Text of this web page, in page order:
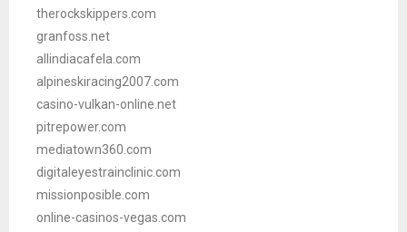
therockskippers.com
granfoss.net
allindiacafela.com
alpineskiracing2007.com
casino-vulkan-online.net
pitrepower.com
mediatown360.com
digitaleyestrainclinic.com
missionposible.com
online-casinos-vegas.com